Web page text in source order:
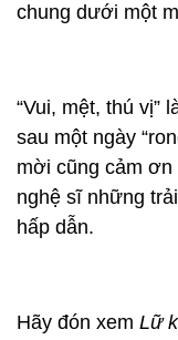
chung dưới một
“Vui, mệt, thú vị”
sau một ngày
mời cũng cảm
nghệ sĩ những
hấp dẫn.
Hãy đón xem Lữ